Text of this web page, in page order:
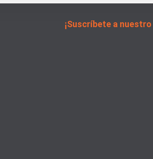
¡Suscríbete a